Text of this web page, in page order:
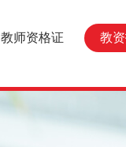
教师资格证 教